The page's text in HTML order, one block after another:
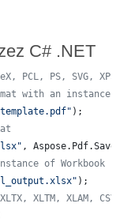
C# .NET
PCL, PS, SVG, XPS,
with an instance of
) ;
, Aspose. Pdf.
of Workbook
) ;
XLTM, XLAM,